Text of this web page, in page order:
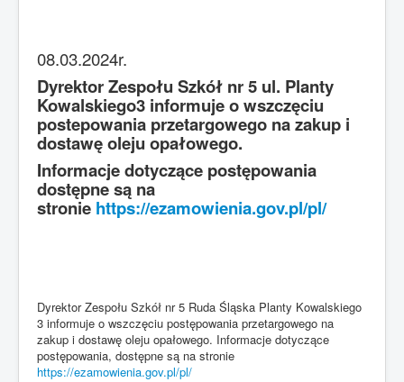
08.03.2024r.
Dyrektor Zespołu Szkół nr 5 ul. Planty
Kowalskiego3 informuje o wszczęciu
postepowania przetargowego na zakup i
dostawę oleju opałowego.
Informacje dotyczące postępowania
dostępne są na
stronie https://ezamowienia.gov.pl/pl/
Dyrektor Zespołu Szkół nr 5 Ruda Śląska Planty Kowalskiego
3 informuje o wszczęciu postępowania przetargowego na
zakup i dostawę oleju opałowego. Informacje dotyczące
postępowania, dostępne są na stronie
https://ezamowienia.gov.pl/pl/